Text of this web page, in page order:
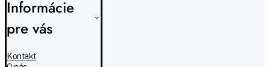
Informácie
pre vás
Kontakt